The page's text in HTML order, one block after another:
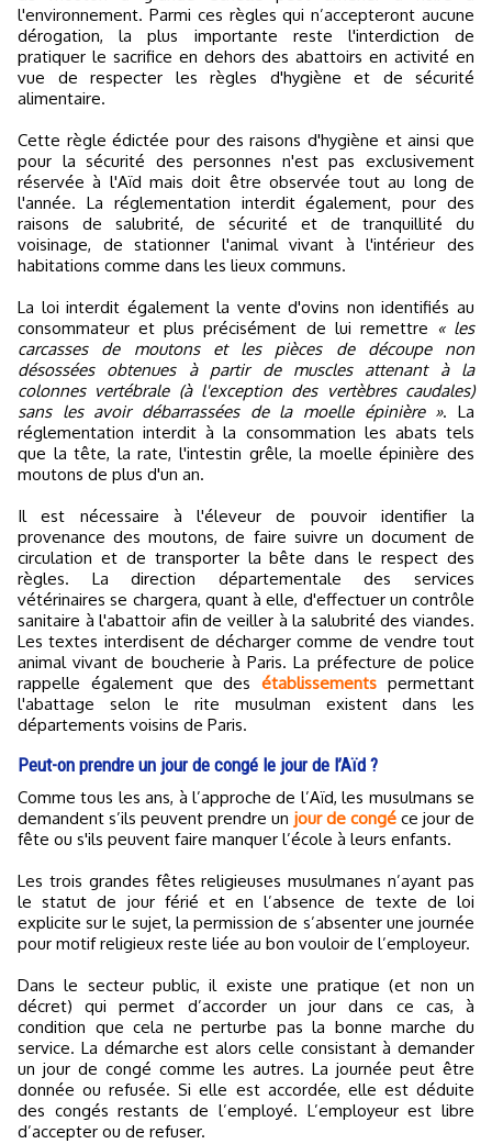
l'environnement. Parmi ces règles qui n’accepteront aucune
dérogation, la plus importante reste l'interdiction de
pratiquer le sacrifice en dehors des abattoirs en activité en
vue de respecter les règles d'hygiène et de sécurité
alimentaire.
Cette règle édictée pour des raisons d'hygiène et ainsi que
pour la sécurité des personnes n'est pas exclusivement
réservée à l'Aïd mais doit être observée tout au long de
l'année. La réglementation interdit également, pour des
raisons de salubrité, de sécurité et de tranquillité du
voisinage, de stationner l'animal vivant à l'intérieur des
habitations comme dans les lieux communs.
La loi interdit également la vente d'ovins non identifiés au
consommateur et plus précisément de lui remettre « les
carcasses de moutons et les pièces de découpe non
désossées obtenues à partir de muscles attenant à la
colonnes vertébrale (à l'exception des vertèbres caudales)
sans les avoir débarrassées de la moelle épinière ». La
réglementation interdit à la consommation les abats tels
que la tête, la rate, l'intestin grêle, la moelle épinière des
moutons de plus d'un an.
Il est nécessaire à l'éleveur de pouvoir identifier la
provenance des moutons, de faire suivre un document de
circulation et de transporter la bête dans le respect des
règles. La direction départementale des services
vétérinaires se chargera, quant à elle, d'effectuer un contrôle
sanitaire à l'abattoir afin de veiller à la salubrité des viandes.
Les textes interdisent de décharger comme de vendre tout
animal vivant de boucherie à Paris. La préfecture de police
rappelle également que desétablissementspermettant
l'abattage selon le rite musulman existent dans les
départements voisins de Paris.
Peut-on prendre un jour de congé le jour de l’Aïd ?
Comme tous les ans, à l’approche de l’Aïd, les musulmans se
demandent s’ils peuvent prendre un jour de congéce jour de
fête ou s'ils peuvent faire manquer l’école à leurs enfants.
Les trois grandes fêtes religieuses musulmanes n’ayant pas
le statut de jour férié et en l’absence de texte de loi
explicite sur le sujet, la permission de s’absenter une journée
pour motif religieux reste liée au bon vouloir de l’employeur.
Dans le secteur public, il existe une pratique (et non un
décret) qui permet d’accorder un jour dans ce cas, à
condition que cela ne perturbe pas la bonne marche du
service. La démarche est alors celle consistant à demander
un jour de congé comme les autres. La journée peut être
donnée ou refusée. Si elle est accordée, elle est déduite
des congés restants de l’employé. L’employeur est libre
d’accepter ou de refuser.